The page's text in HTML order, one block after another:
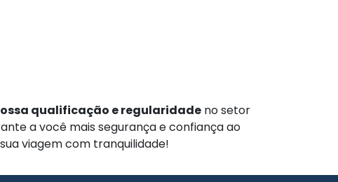
qualificação e regularidade no setor
a você mais segurança e confiança ao
viagem com tranquilidade!